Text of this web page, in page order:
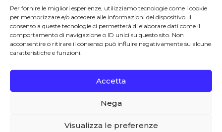
Per fornire le migliori esperienze, utilizziamo tecnologie come i cookie
per memorizzare e/o accedere alle informazioni del dispositivo. Il
consenso a queste tecnologie ci permetterà di elaborare dati come il
comportamento di navigazione o ID unici su questo sito. Non
acconsentire o ritirare il consenso può influire negativamente su alcune
caratteristiche e funzioni.
Accetta
Nega
Visualizza le preferenze
Degustibus invita al consumo responsabile.
La vendita di bevande alcoliche è vietata ai
Paese di residenza. L’abuso di alcol è
pericoloso per la salute.